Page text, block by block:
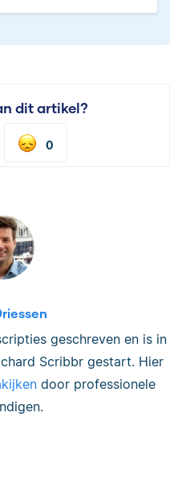
dit artikel?
0
geschreven en is in
Scribbr gestart. Hier
door professionele